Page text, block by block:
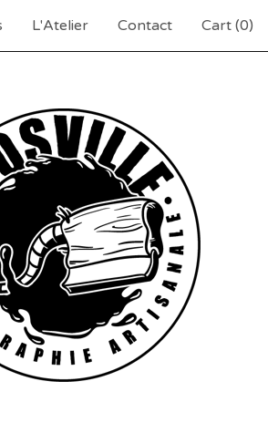
L'Atelier Contact Cart (0)